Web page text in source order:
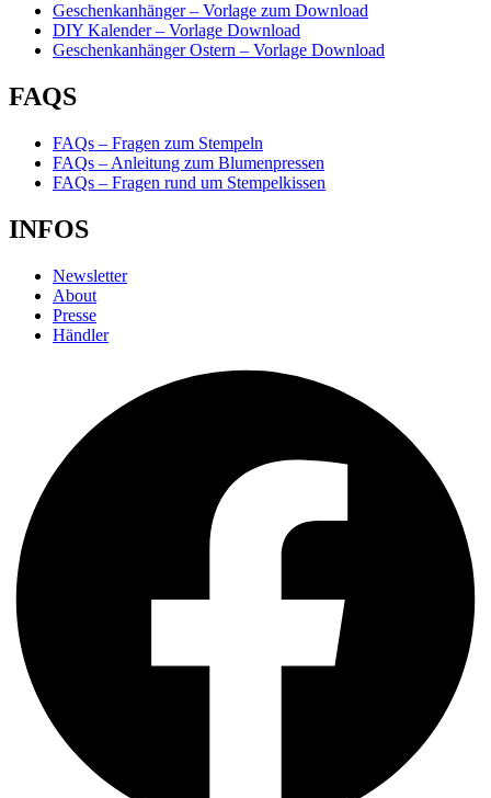
Geschenkanhänger – Vorlage zum Download
DIY Kalender – Vorlage Download
Geschenkanhänger Ostern – Vorlage Download
FAQS
FAQs – Fragen zum Stempeln
FAQs – Anleitung zum Blumenpressen
FAQs – Fragen rund um Stempelkissen
INFOS
Newsletter
About
Presse
Händler